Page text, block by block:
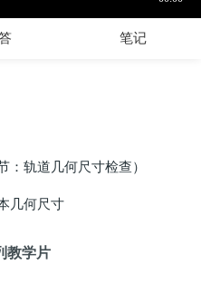
笔记
：轨道几何尺寸检查）
几何尺寸
教学片